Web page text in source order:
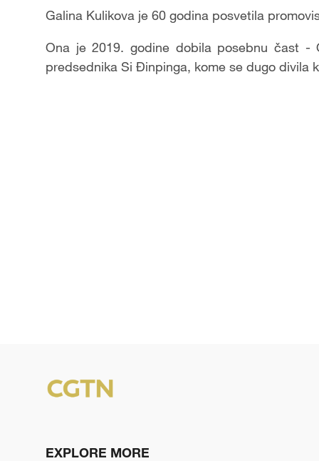
Video
Galina Kulikova je 60 godina posvetila
Ona je 2019. godine dobila posebnu čast -
predsednika Si Đinpinga, kome se dugo divila
EXPLORE MORE